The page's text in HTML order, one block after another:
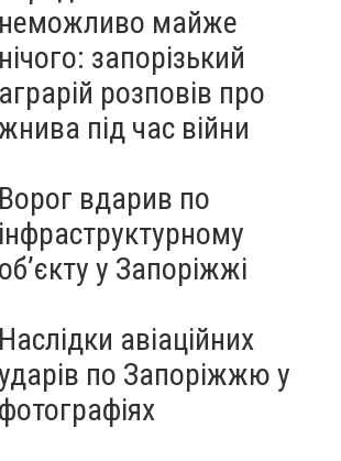
неможливо майже
нічого: запорізький
аграрій розповів про
під час війни
Ворог вдарив по
інфраструктурному
обʼєкту у Запоріжжі
Наслідки авіаційних
по Запоріжжю у
фотографіях